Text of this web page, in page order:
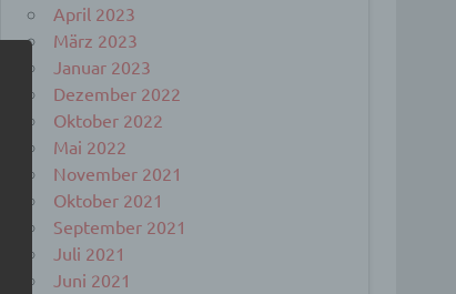
April 2023
März 2023
Januar 2023
Dezember 2022
Oktober 2022
Mai 2022
November 2021
Oktober 2021
September 2021
Juli 2021
Juni 2021